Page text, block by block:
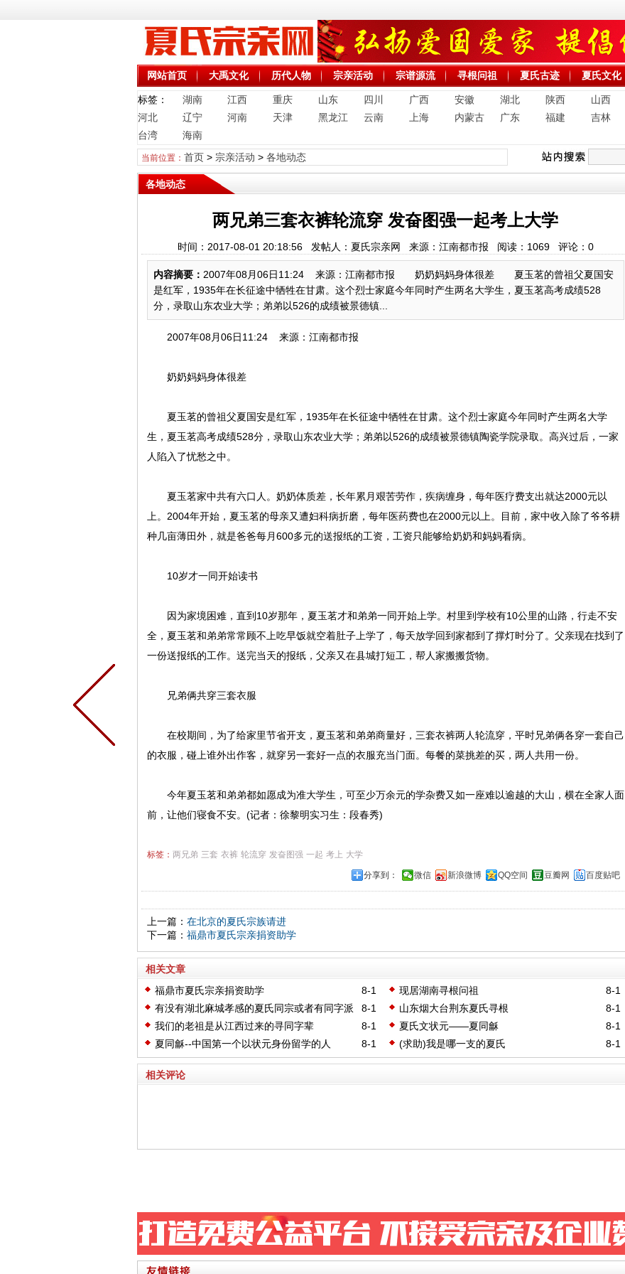
网站首页 大禹文化 历代人物 宗亲活动 宗谱源流 寻根问祖 夏氏古迹 夏氏文化
标签： 湖南 江西 重庆 山东 四川 广西 安徽 湖北 陕西 山西
河北
辽宁 河南 天津 黑龙江 云南 上海 内蒙古 广东 福建 吉林
台湾
海南
当前位置： 首页> 宗亲活动 > 各地动态
各地动态
两兄弟三套衣裤轮流穿 发奋图强一起考上大学
时间：2017-08-01 20:18:56 发帖人：夏氏宗亲网 来源：江南都市报 阅读： 1069评论： 0
内容摘要： 2007年08月06日11:24 来源：江南都市报 奶奶妈妈身体很差 夏玉茗的曾祖父夏国安
是红军，1935年在长征途中牺牲在甘肃。这个烈士家庭今年同时产生两名大学生，夏玉茗高考成绩528
分，录取山东农业大学；弟弟以526的成绩被景德镇...
2007年08月06日11:24 来源：江南都市报
奶奶妈妈身体很差
夏玉茗的曾祖父夏国安是红军，1935年在长征途中牺牲在甘肃。这个烈士家庭今年同时产生两名大学
生，夏玉茗高考成绩528分，录取山东农业大学；弟弟以526的成绩被景德镇陶瓷学院录取。高兴过后，一家
人陷入了忧愁之中。
夏玉茗家中共有六口人。奶奶体质差，长年累月艰苦劳作，疾病缠身，每年医疗费支出就达2000元以
上。2004年开始，夏玉茗的母亲又遭妇科病折磨，每年医药费也在2000元以上。目前，家中收入除了爷爷耕
种几亩薄田外，就是爸爸每月600多元的送报纸的工资，工资只能够给奶奶和妈妈看病。
10岁才一同开始读书
因为家境困难，直到10岁那年，夏玉茗才和弟弟一同开始上学。村里到学校有10公里的山路，行走不安
全，夏玉茗和弟弟常常顾不上吃早饭就空着肚子上学了，每天放学回到家都到了撑灯时分了。父亲现在找到了
一份送报纸的工作。送完当天的报纸，父亲又在县城打短工，帮人家搬搬货物。
兄弟俩共穿三套衣服
在校期间，为了给家里节省开支，夏玉茗和弟弟商量好，三套衣裤两人轮流穿，平时兄弟俩各穿一套自己
的衣服，碰上谁外出作客，就穿另一套好一点的衣服充当门面。每餐的菜挑差的买，两人共用一份。
今年夏玉茗和弟弟都如愿成为准大学生，可至少万余元的学杂费又如一座难以逾越的大山，横在全家人面
前，让他们寝食不安。(记者：徐黎明实习生：段春秀)
标签： 两兄弟 三套 衣裤 轮流穿 发奋图强 一起 考上 大学
分享到： 微信 新浪微博 QQ空间 豆瓣网 百度贴吧
上一篇： 在北京的夏氏宗族请进
下一篇： 福鼎市夏氏宗亲捐资助学
相关文章
8-1
福鼎市夏氏宗亲捐资助学 8-1
现居湖南寻根问祖
8-1
有没有湖北麻城孝感的夏氏同宗或者有同字派
的
8-1
山东烟大台荆东夏氏寻根
8-1
我们的老祖是从江西过来的寻同字辈 8-1
夏氏文状元——夏同龢
8-1
夏同龢--中国第一个以状元身份留学的人 8-1
(求助)我是哪一支的夏氏
相关评论